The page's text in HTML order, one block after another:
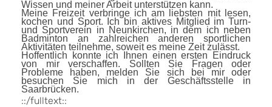
Wissen und meiner Arbeit unterstützen kann.
Meine Freizeit verbringe ich am liebsten mit lesen,
kochen und Sport. Ich bin aktives Mitglied im Turn-
und Sportverein in Neunkirchen, in dem ich neben
Badminton an zahlreichen anderen sportlichen
Aktivitäten teilnehme, soweit es meine Zeit zulässt.
Hoffentlich konnte ich Ihnen einen ersten Eindruck
von mir verschaffen. Sollten Sie Fragen oder
Probleme haben, melden Sie sich bei mir oder
besuchen Sie mich in der Geschäftsstelle in
Saarbrücken.
::/fulltext::